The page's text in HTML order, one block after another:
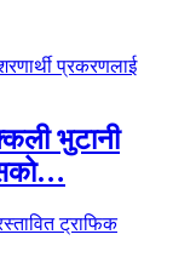
भुटानी